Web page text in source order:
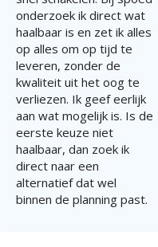
onderzoek ik direct wat
haalbaar is en zet ik alles
op alles om op tijd te
leveren, zonder de
kwaliteit uit het oog te
verliezen. Ik geef eerlijk
aan wat mogelijk is. Is de
eerste keuze niet
haalbaar, dan zoek ik
direct naar een
alternatief dat wel
binnen de planning past.